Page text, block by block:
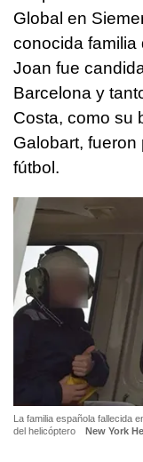
Global en
conocida familia
Joan fue
Barcelona y
Costa, como su
Galobart,
fútbol.
La familia española fallecida
del helicóptero
New York